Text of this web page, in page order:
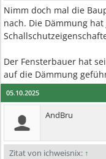
Nimm doch mal die
nach. Die Dämmung
Der Fensterbauer hat
auf die Dämmung
05.10.2025
AndBru
Zitat von ichweisnix: ↑